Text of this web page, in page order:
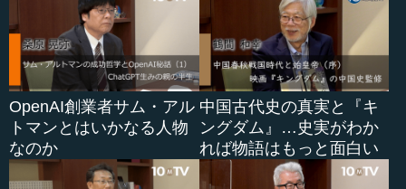
OpenAI創業者サム・アル
トマンとはいかなる人物
なのか
中国古代史の真実と『キ
ングダム』…史実がわか
れば物語はもっと面白い